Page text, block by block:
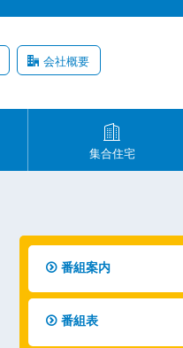
会社概要
集合住宅
番組案内
番組表